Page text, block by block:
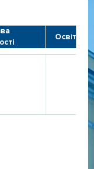
Освітній